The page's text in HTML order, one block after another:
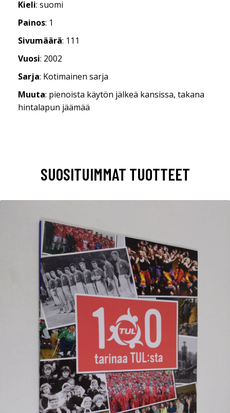
Kieli: suomi
Painos: 1
Sivumäärä: 111
Vuosi: 2002
Sarja: Kotimainen sarja
Muuta: pienoista käytön jälkeä kansissa, takana
hintalapun jäämää
SUOSITUIMMAT TUOTTEET